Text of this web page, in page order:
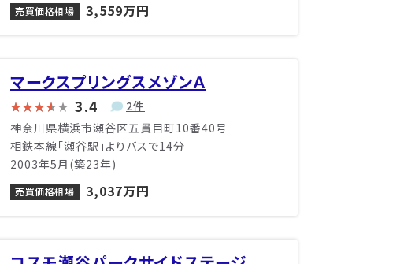
売買価格相場 3,559万円
マークスプリングスメゾンＡ
3.4
2件
神奈川県横浜市瀬谷区五貫目町10番40号
相鉄本線「瀬谷駅」よりバスで14分
2003年5月(築23年)
売買価格相場 3,037万円